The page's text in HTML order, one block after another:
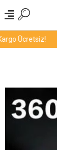
Ücretsiz!